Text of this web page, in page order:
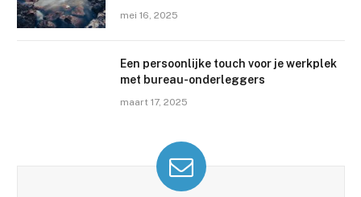
mei 16, 2025
Een persoonlijke touch voor je werkplek
met bureau-onderleggers
maart 17, 2025